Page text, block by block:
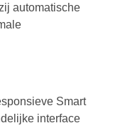
automatische
Smart
interface